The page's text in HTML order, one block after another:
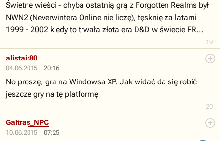
19
Świetne wieści - chyba ostatnią grą z Forgotten Realms był
NWN2 (Neverwintera Online nie liczę), tęsknię za latami
1999 - 2002 kiedy to trwała złota era D&D w świecie FR...
04.06.2015 20:16
20
alistair80
No proszę, gra na Windowsa XP. Jak widać da się robić
jeszcze gry na tę platformę
10.06.2015 07:25
Gaitras_NPC